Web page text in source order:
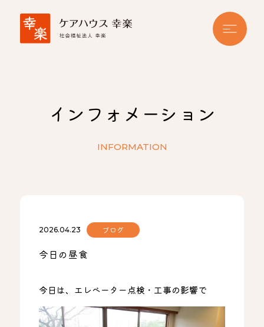
インフォメーション
INFORMATION
2026.04.23 ブログ
今日の昼食
今日は、エレベーター点検・工事の影響で